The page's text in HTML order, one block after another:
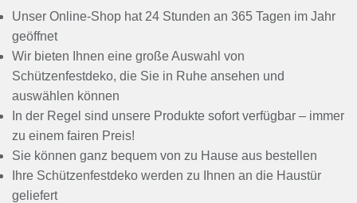
Unser Online-Shop hat 24 Stunden an 365 Tagen im Jahr
geöffnet
Wir bieten Ihnen eine große Auswahl von
Schützenfestdeko, die Sie in Ruhe ansehen und
auswählen können
In der Regel sind unsere Produkte sofort verfügbar – immer
zu einem fairen Preis!
Sie können ganz bequem von zu Hause aus bestellen
Ihre Schützenfestdeko werden zu Ihnen an die Haustür
geliefert